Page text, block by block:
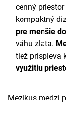
cenný
kompaktný
pre menšie
váhu zlata.
tiež prispieva
využitiu
Mezikus medzi